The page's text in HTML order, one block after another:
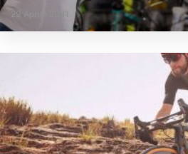
29 Aprile 2021